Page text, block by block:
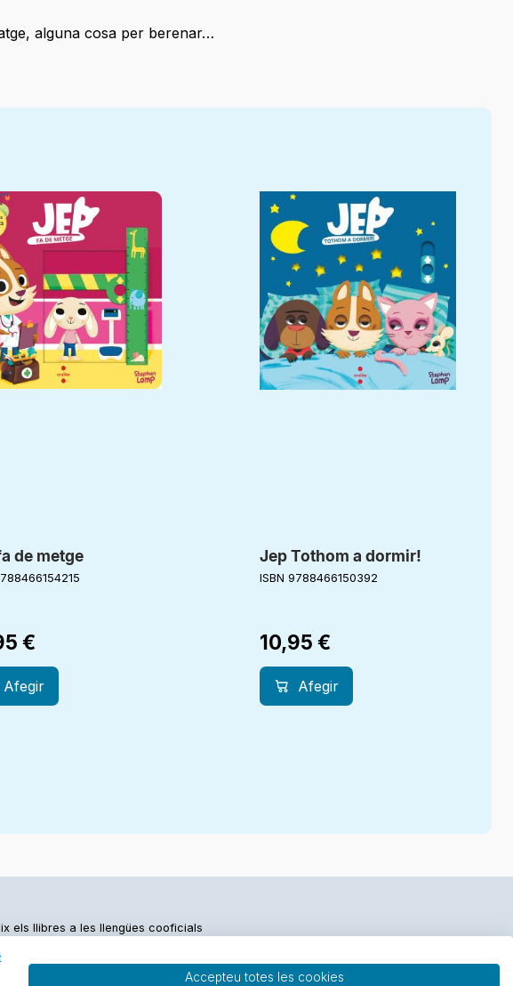
alguna cosa per berenar…
de metge
€
Afegir
Jep Tothom a dormir!
ISBN 9788466150392
10,95 €
Afegir
els llibres a les llengües cooficials
Accepteu totes les cookies